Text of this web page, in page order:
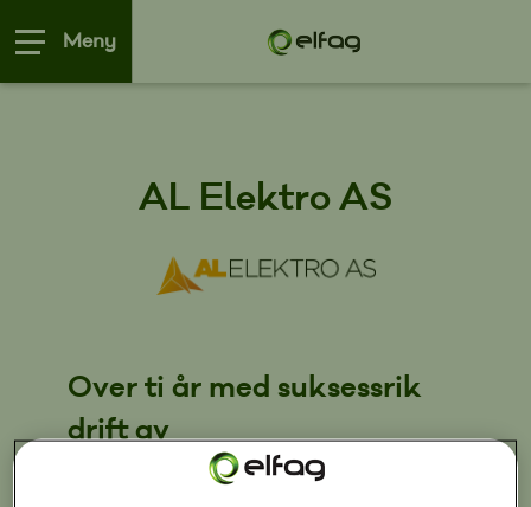
Meny
AL Elektro AS
Over ti år med suksessrik
drift av
elektroinstallasjoner